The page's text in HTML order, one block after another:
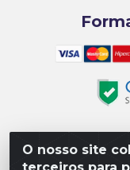
O nosso site
Matriz R3